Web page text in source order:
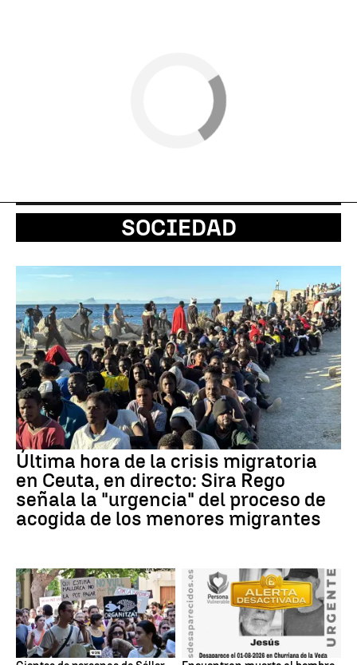
SOCIEDAD
Última hora de la crisis migratoria
en Ceuta, en directo: Sira Rego
señala la "urgencia" del proceso de
acogida de los menores migrantes